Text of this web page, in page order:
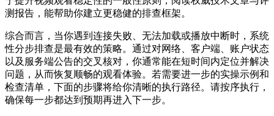
测报告，能帮助你建立更稳健的排查框架。
综合而言，当你遇到连接失败、无法加载或播放中断时，系统
性分步排查是最有效的策略。通过对网络、客户端、账户状态
以及服务端公告的交叉核对，你通常能在短时间内定位并解决
问题，从而恢复顺畅的观看体验。若需要进一步的实操示例和
检查清单，下面的步骤将给你清晰的执行路径。请按序执行，
确保每一步都达到预期再进入下一步。